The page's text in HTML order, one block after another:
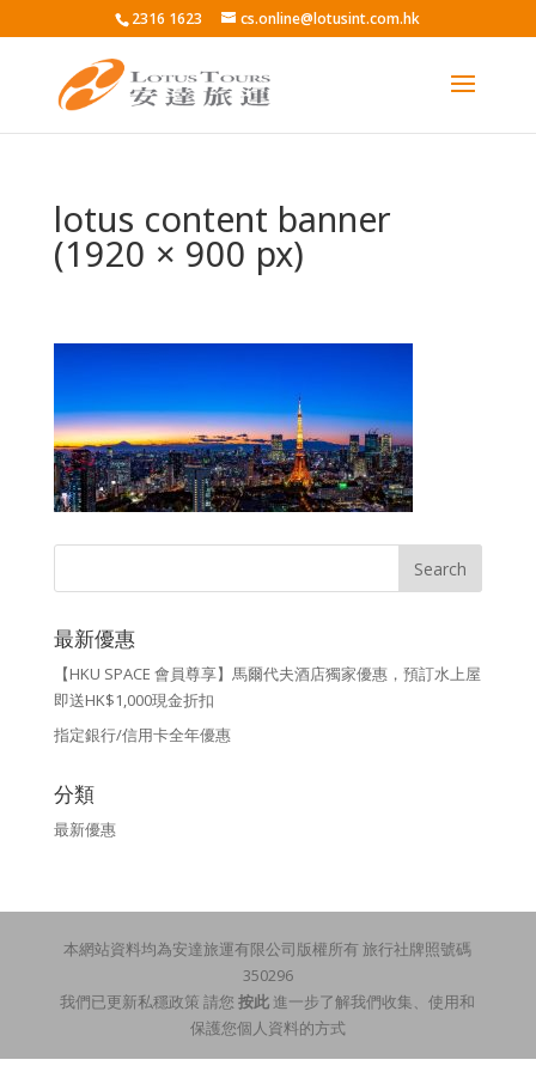
2316 1623 cs.online@lotusint.com.hk
lotus content banner
(1920 × 900 px)
最新優惠
【HKU SPACE 會員尊享】馬爾代夫酒店獨家優惠，預訂水上屋
即送HK$1,000現金折扣
指定銀行/信用卡全年優惠
分類
最新優惠
本網站資料均為安達旅運有限公司版權所有 旅行社牌照號碼
350296
我們已更新私穩政策 請您按此 進一步了解我們收集、使用和
保護您個人資料的方式